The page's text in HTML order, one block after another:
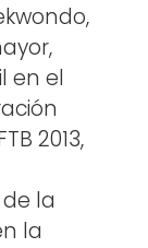
en el
2013,
la
la